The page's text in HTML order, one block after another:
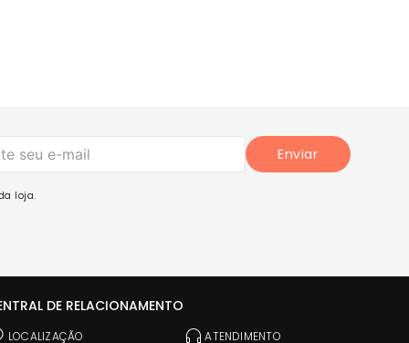
Enviar
loja.
DE RELACIONAMENTO
LOCALIZAÇÃO ATENDIMENTO